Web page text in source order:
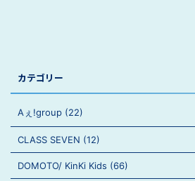
カテゴリー
Aぇ!group (22)
CLASS SEVEN (12)
DOMOTO/ KinKi Kids (66)